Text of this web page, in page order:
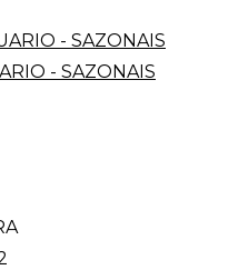
- SAZONAIS
- SAZONAIS